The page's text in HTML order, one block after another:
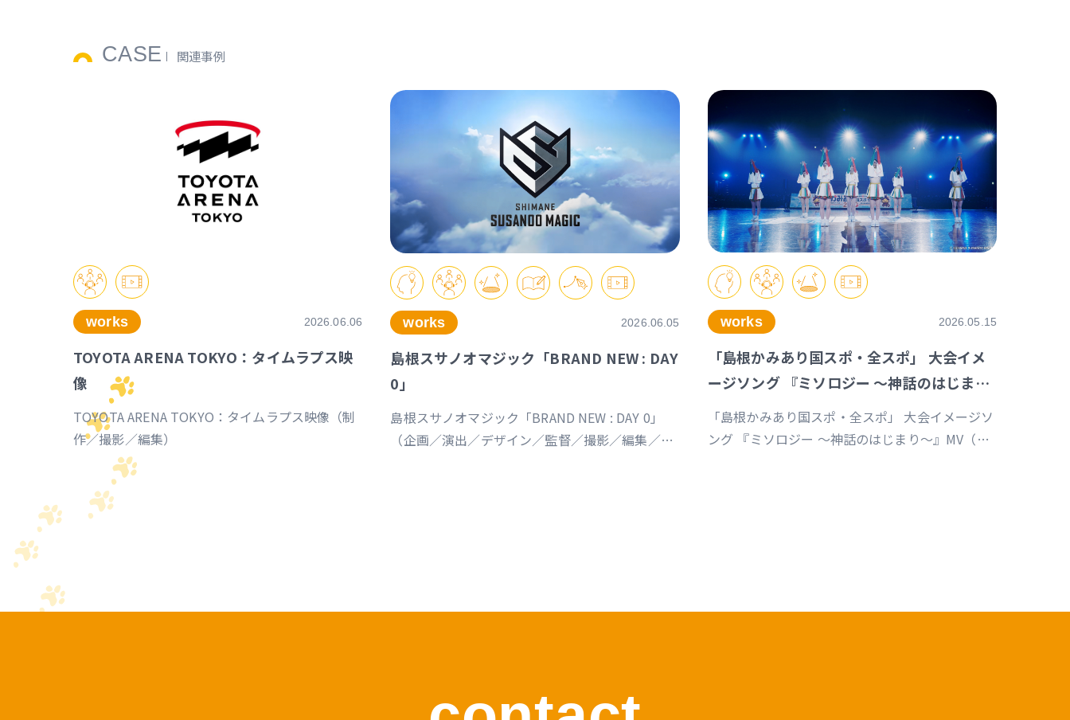
CASE 関連事例
works 2026.06.06
TOYOTA ARENA TOKYO：タイムラプス映
像
TOYOTA ARENA TOKYO：タイムラプス映像（制
作／撮影／編集）
works 2026.06.05
島根スサノオマジック「BRAND NEW : DAY
0」
島根スサノオマジック「BRAND NEW : DAY 0」
（企画／演出／デザイン／監督／撮影／編集／制
works 2026.05.15
「島根かみあり国スポ・全スポ」 大会イメ
ージソング 『ミソロジー ～神話のはじまり
～』MV
「島根かみあり国スポ・全スポ」 大会イメージソ
ング 『ミソロジー ～神話のはじまり～』MV（企